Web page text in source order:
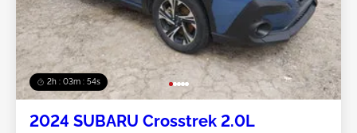
2h : 03m : 51s
2024 SUBARU Crosstrek 2.0L